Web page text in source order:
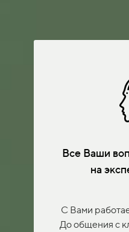
Все Ваши
на
С Вами
До общения с